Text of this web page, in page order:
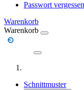
Passwort
Warenkorb
Warenkorb
Schnittmuster